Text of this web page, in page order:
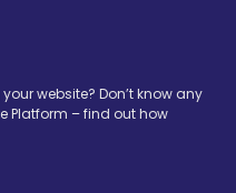
website? Don’t know any
Platform – find out how